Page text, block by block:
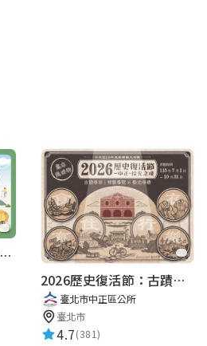
走靜貓空 Maokong Quiet Walks
2026歷史復活節：古蹟尋章 | 智慧導覽 × 拾光尋禮
臺北市中正區公所
臺北市
4.7(381)